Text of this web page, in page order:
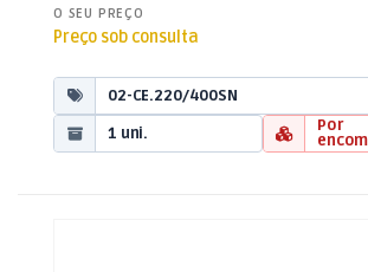
O SEU PREÇO
Preço sob consulta
02-CE.220/400SN
1 uni.
Por